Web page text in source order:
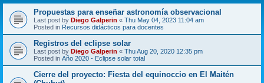
Propuestas para enseñar astronomía observacional
Last post by Diego Galperin « Thu May 04, 2023 11:04 am
Posted in Recursos didácticos para docentes
Registros del eclipse solar
Last post by Diego Galperin « Thu Aug 20, 2020 12:35 pm
Posted in Año 2020 - Eclipse solar total
Cierre del proyecto: Fiesta del equinoccio en El Maitén